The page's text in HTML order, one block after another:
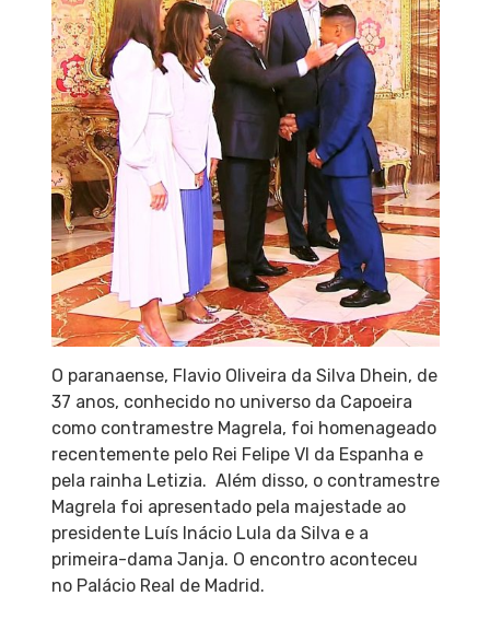
O paranaense, Flavio Oliveira da Silva Dhein, de
37 anos, conhecido no universo da Capoeira
como contramestre Magrela, foi homenageado
recentemente pelo Rei Felipe VI da Espanha e
pela rainha Letizia. Além disso, o contramestre
Magrela foi apresentado pela majestade ao
presidente Luís Inácio Lula da Silva e a
primeira-dama Janja. O encontro aconteceu
no Palácio Real de Madrid.